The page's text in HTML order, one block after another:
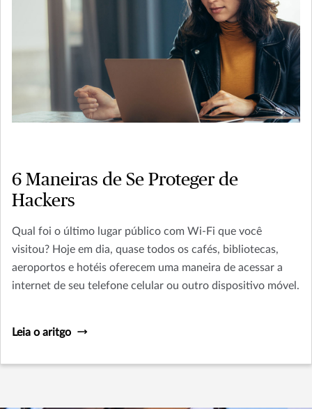
6 Maneiras de Se Proteger de
Hackers
Qual foi o último lugar público com Wi-Fi que você
visitou? Hoje em dia, quase todos os cafés, bibliotecas,
aeroportos e hotéis oferecem uma maneira de acessar a
internet de seu telefone celular ou outro dispositivo móvel.
Leia o aritgo